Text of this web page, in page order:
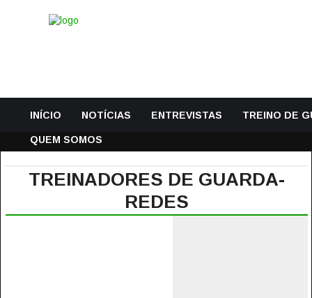
INÍCIO NOTÍCIAS ENTREVISTAS TREINO DE
QUEM SOMOS
TREINADORES DE GUARDA-
REDES